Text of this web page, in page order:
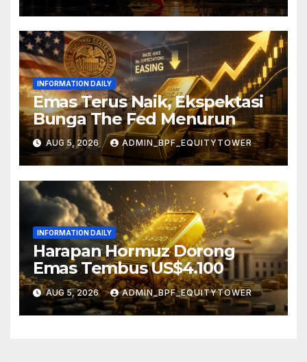
INFORMATION DAILY
Emas Terus Naik, Ekspektasi
Bunga The Fed Menurun
AUG 5, 2026 ADMIN_BPF_EQUITYTOWER
INFORMATION DAILY
Harapan Hormuz Dorong
Emas Tembus US$4.100
AUG 5, 2026 ADMIN_BPF_EQUITYTOWER